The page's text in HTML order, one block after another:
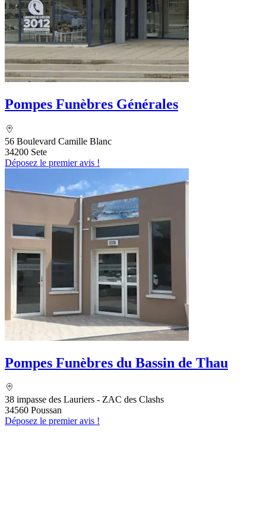
Pompes Funèbres Générales
56 Boulevard Camille Blanc
34200 Sete
Déposez le premier avis !
Pompes Funèbres du Bassin de Thau
38 impasse des Lauriers - ZAC des Clashs
34560 Poussan
Déposez le premier avis !